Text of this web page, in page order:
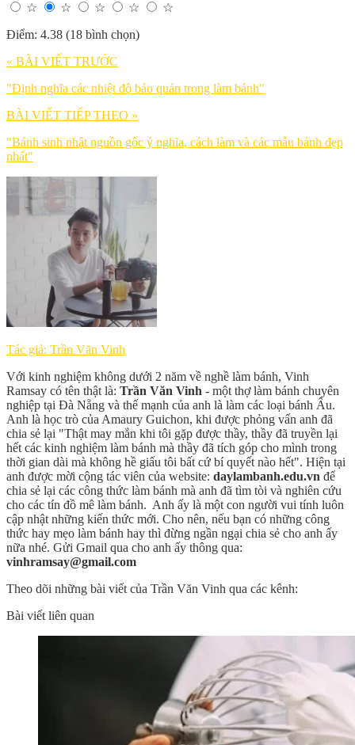
☆ ☆ ☆ ☆
☆
Điểm: 4.38 (18 bình chọn)
« BÀI VIẾT TRƯỚC
"Định nghĩa các nhiệt độ bảo quản trong làm bánh"
BÀI VIẾT TIẾP THEO »
"Bánh sinh nhật nguồn gốc ý nghĩa, cách làm và các mẫu bánh đẹp
nhất"
Tác giả: Trần Văn Vinh
Với kinh nghiệm không dưới 2 năm về nghề làm bánh, Vinh
Ramsay có tên thật là: Trần Văn Vinh - một thợ làm bánh chuyên
nghiệp tại Đà Nẵng và thế mạnh của anh là làm các loại bánh Âu.
Anh là học trò của Amaury Guichon, khi được phỏng vấn anh đã
chia sẻ lại "Thật may mắn khi tôi gặp được thầy, thầy đã truyền lại
hết các kinh nghiệm làm bánh mà thầy đã tích góp cho mình trong
thời gian dài mà không hề giấu tôi bất cứ bí quyết nào hết". Hiện tại
anh được mời cộng tác viên của website: daylambanh.edu.vn để
chia sẻ lại các công thức làm bánh mà anh đã tìm tòi và nghiên cứu
cho các tín đồ mê làm bánh. Anh ấy là một con người vui tính luôn
cập nhật những kiến thức mới. Cho nên, nếu bạn có những công
thức hay mẹo làm bánh hay thì đừng ngần ngại chia sẻ cho anh ấy
nữa nhé. Gửi Gmail qua cho anh ấy thông qua:
vinhramsay@gmail.com
Theo dõi những bài viết của Trần Văn Vinh qua các kênh:
Bài viết liên quan